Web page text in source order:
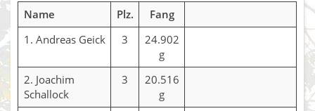
Name Plz.
Fang
1. Andreas Geick
3
24.902
g
2. Joachim
Schallock
3
20.516
g